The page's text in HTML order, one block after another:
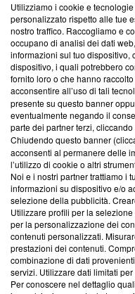
Questa sezione offre
News, sui nostri processi
creare news di qualità.
‘Trust Project - News with
ancora membro del
parte; Trust Project non
conformità agli standard.
Su di noi
Team editoriale
Corporate
Redazione
Informativa Privacy
Cookie Policy
Blasting SA, IDI CHE-
Utilizziamo i cookie e
personalizzato rispetto alle tue
nostro traffico. Raccogliamo e
occupano di analisi dei dati
informazioni sul tuo dispositivo,
dispositivo, i quali potrebbero
fornito loro o che hanno
acconsentire all’uso di tali
presente su questo banner
eventualmente negando il
parte dei partner terzi,
Chiudendo questo banner
acconsenti al permanere delle
l’utilizzo di cookie o altri
Noi e i nostri partner trattiamo i
informazioni su dispositivo e/o
selezione della pubblicità.
Utilizzare profili per la
per la personalizzazione dei
contenuti personalizzati.
prestazioni dei contenuti.
combinazione di dati
servizi. Utilizzare dati limitati
Per conoscere nel dettaglio